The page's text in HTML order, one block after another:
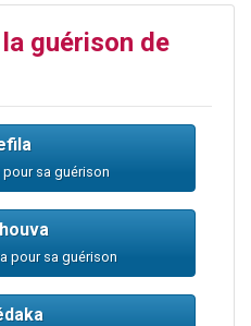
guérison de
pour sa guérison
pour sa guérison